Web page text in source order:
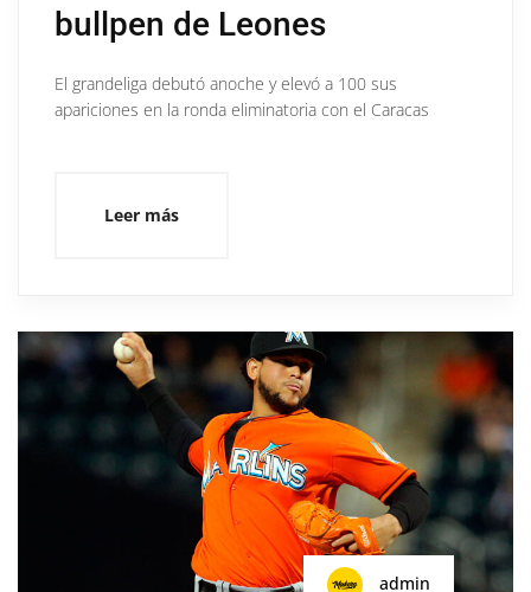
bullpen de Leones
El grandeliga debutó anoche y elevó a 100 sus
apariciones en la ronda eliminatoria con el Caracas
Leer más
admin